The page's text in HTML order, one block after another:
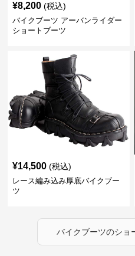
¥8,200 (税込)
バイクブーツ アーバンライダー
ショートブーツ
¥14,500 (税込)
レース編み込み厚底バイクブー
ツ
バイクブーツのショ